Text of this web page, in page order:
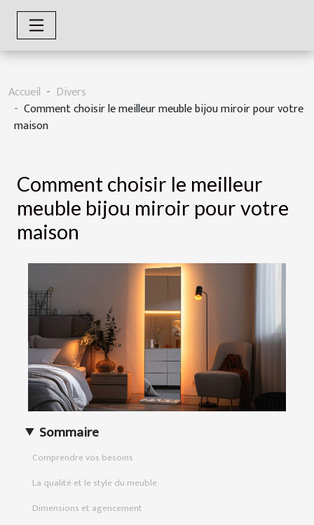
Accueil
Divers
Comment choisir le meilleur meuble bijou miroir pour votre
maison
Comment choisir le meilleur
meuble bijou miroir pour votre
maison
Sommaire
Comprendre vos besoins
La qualité et le style du meuble
Dimensions et agencement